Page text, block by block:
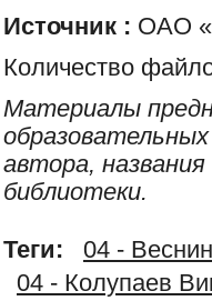
Источник : ОАО
Количество
Материалы
автора,
библиотеки.
Теги:
04 -
04 - Колупаев